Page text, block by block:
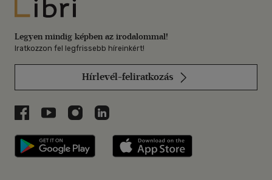
Libri
Legyen mindig képben az irodalommal!
Iratkozzon fel legfrissebb híreinkért!
Hírlevél-feliratkozás
Libri a Facebookon
Libri a Youtube-on
Libri az Instagramon
Libri a LinkedInen
Libri applikáció Szerezd meg: Google